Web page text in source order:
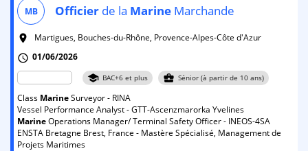
MB Officier de la Marine Marchande
room
Martigues, Bouches-du-Rhône, Provence-Alpes-Côte d'Azur
schedule 01/06/2026
school BAC+6 et plus business_center Sénior (à partir de 10 ans)
Class MarineSurveyor - RINA
Vessel Performance Analyst - GTT-Ascenzmarorka Yvelines
MarineOperations Manager/ Terminal Safety Officer - INEOS-4SA
ENSTA Bretagne Brest, France - Mastère Spécialisé, Management de
Projets Maritimes